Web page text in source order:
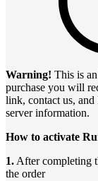
Warning! This is
purchase you will
link, contact us, and
server information.
How to activate
1. After completing
the order